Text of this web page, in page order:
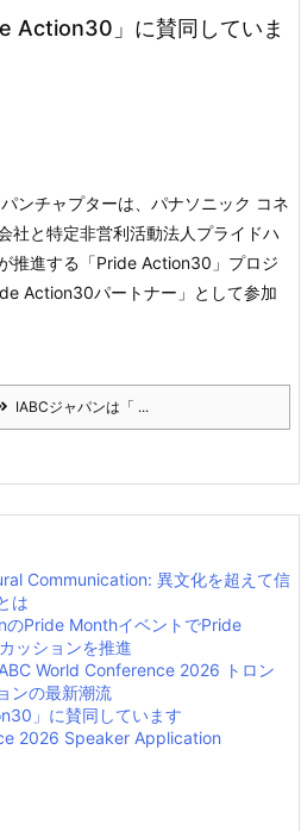
Action30」に賛同していま
ンチャプターは、パナソニック コネ
社と特定非営利活動法人プライドハ
推進する「Pride Action30」プロジ
Action30パートナー」として参加
IABCジャパンは「 ...
Communication: 異文化を超えて信
は
Pride MonthイベントでPride
ッションを推進
World Conference 2026 トロン
ンの最新潮流
」に賛同しています
2026 Speaker Application